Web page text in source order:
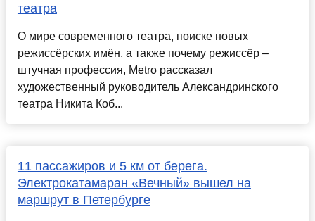
театра
О мире современного театра, поиске новых
режиссёрских имён, а также почему режиссёр –
штучная профессия, Metro рассказал
художественный руководитель Александринского
театра Никита Коб...
11 пассажиров и 5 км от берега.
Электрокатамаран «Вечный» вышел на
маршрут в Петербурге